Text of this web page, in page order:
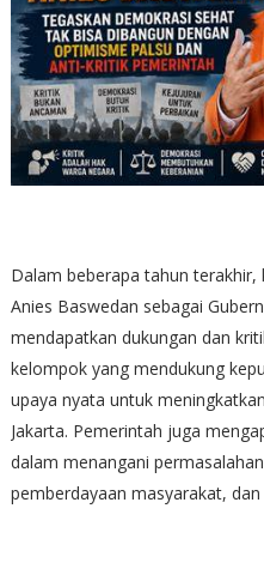
Dalam beberapa tahun
Anies Baswedan sebagai
mendapatkan dukungan dan
kelompok yang mendukung
upaya nyata untuk
Jakarta. Pemerintah juga
dalam menangani
pemberdayaan masyarakat,